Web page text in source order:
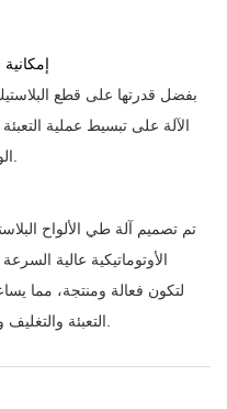
بفضل قدرتها على قطع
الآلة على تبسيط عملية
تم تصميم آلة طي الألواح
الأوتوماتيكية عالية
لتكون فعالة ومنتجة، مما
التعبئة والتغليف وتلبية متطلبات الإنتاج.